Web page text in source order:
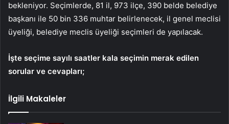
bekleniyor. Seçimlerde, 81 il, 973 ilçe, 390 belde belediye
başkanı ile 50 bin 336 muhtar belirlenecek, il genel meclisi
üyeliği, belediye meclis üyeliği seçimleri de yapılacak.
İşte seçime sayılı saatler kala seçimin merak edilen
sorular ve cevapları;
İlgili Makaleler